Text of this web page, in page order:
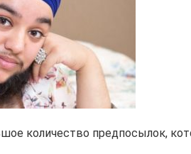
количество предпосылок,